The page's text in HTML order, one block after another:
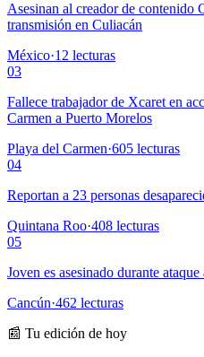
Asesinan al creador de contenido
transmisión en Culiacán
México·12 lecturas
03
Fallece trabajador de Xcaret en
Carmen a Puerto Morelos
Playa del Carmen·605 lecturas
04
Reportan a 23 personas
Quintana Roo·408 lecturas
05
Joven es asesinado durante
Cancún·462 lecturas
📰 Tu edición de hoy